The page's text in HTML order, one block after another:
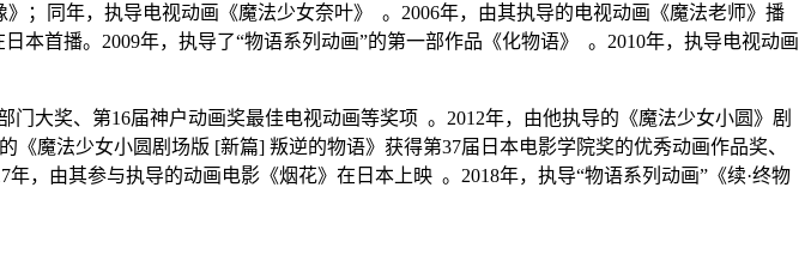
；同年，执导电视动画《魔法少女奈叶》 。2006年，由其执导的电视动画《魔法老师》播
首播。2009年，执导了“物语系列动画”的第一部作品《化物语》 。2010年，执导电视动画
大奖、第16届神户动画奖最佳电视动画等奖项 。2012年，由他执导的《魔法少女小圆》剧
魔法少女小圆剧场版 [新篇] 叛逆的物语》获得第37届日本电影学院奖的优秀动画作品奖、
，由其参与执导的动画电影《烟花》在日本上映 。2018年，执导“物语系列动画”《续·终物